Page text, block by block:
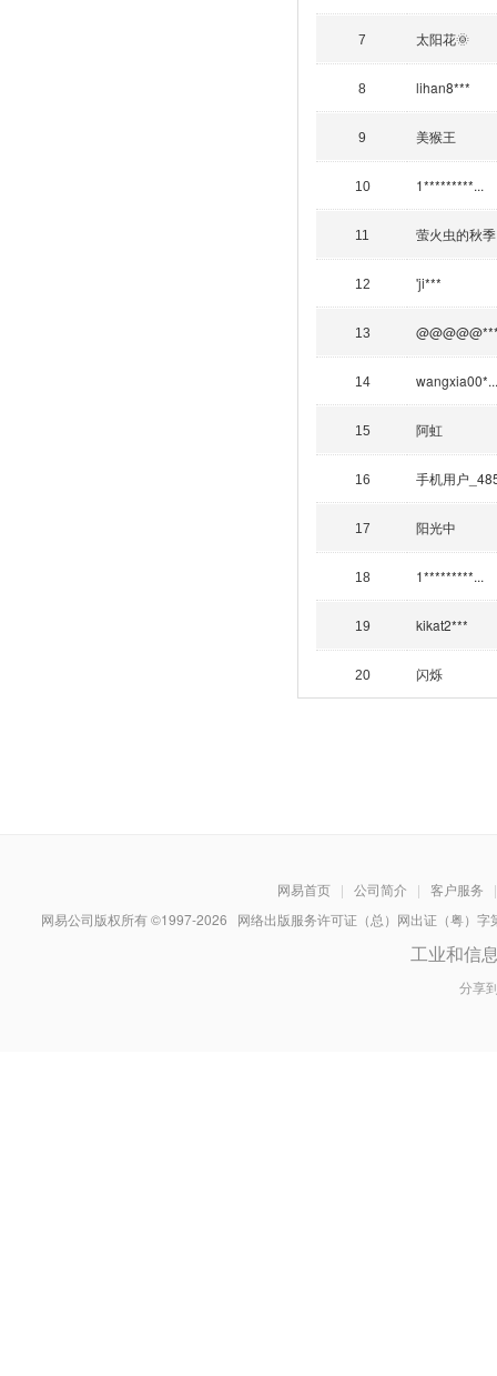
7 太阳花🌞
8 lihan8***
9 美猴王
10 1*********...
11 萤火虫的秋季
12 'ji***
13
14 wangxia00*...
15 阿虹
16 手机用户
17 阳光中
18 1*********...
19 kikat2***
20 闪烁
网易首页 | 公司简介 | 客户服务
|
网易公司版权所有 ©1997-2026 网络出版服务许可证（总）网出证（粤）
工业和信
分享